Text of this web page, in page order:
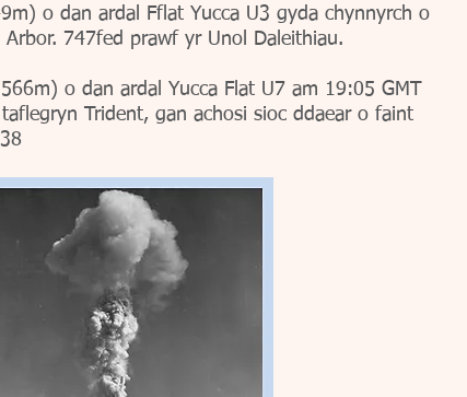
o dan ardal Fflat Yucca U3 gyda chynnyrch o
747fed prawf yr Unol Daleithiau.
o dan ardal Yucca Flat U7 am 19:05 GMT
Trident, gan achosi sioc ddaear o faint